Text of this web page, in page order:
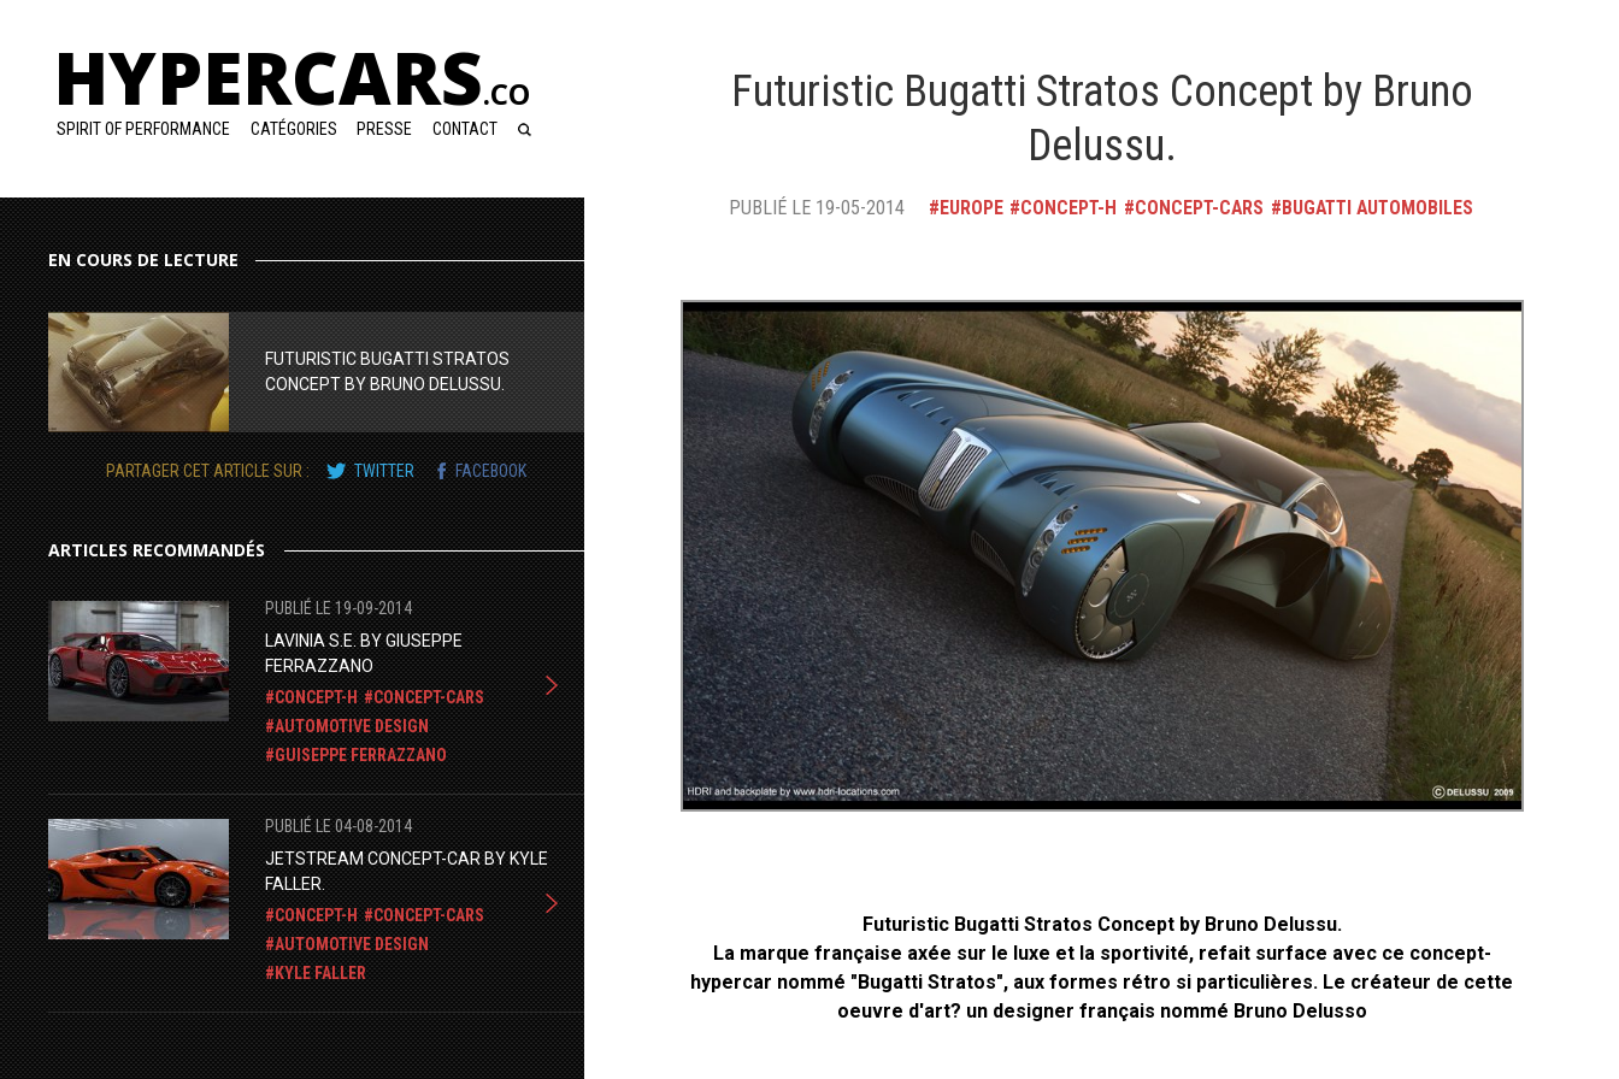
HYPERCARS.CO
SPIRIT OF PERFORMANCE CATÉGORIES PRESSE CONTACT
EN COURS DE LECTURE
FUTURISTIC BUGATTI STRATOS
CONCEPT BY BRUNO DELUSSU.
PARTAGER CET ARTICLE SUR : TWITTER FACEBOOK
ARTICLES RECOMMANDÉS
PUBLIÉ LE 19-09-2014
LAVINIA S.E. BY GIUSEPPE
FERRAZZANO
CONCEPT-H
CONCEPT-CARS
AUTOMOTIVE DESIGN
GUISEPPE FERRAZZANO
PUBLIÉ LE 04-08-2014
JETSTREAM CONCEPT-CAR BY KYLE
FALLER.
CONCEPT-H
CONCEPT-CARS
AUTOMOTIVE DESIGN
KYLE FALLER
Futuristic Bugatti Stratos Concept by Bruno
Delussu.
PUBLIÉ LE 19-05-2014 EUROPE CONCEPT-H CONCEPT-CARS BUGATTI AUTOMOBILES
Futuristic Bugatti Stratos Concept by Bruno Delussu.
La marque française axée sur le luxe et la sportivité, refait surface avec ce concept-
hypercar nommé "Bugatti Stratos", aux formes rétro si particulières. Le créateur de cette
oeuvre d'art? un designer français nommé Bruno Delusso